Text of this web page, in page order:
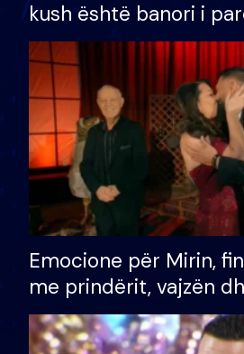
kush është banori i
shtëpinë dhe humb
të fituar çmimin e
Emocione për Mirin,
me prindërit, vajzën
bashkëshorten:
divorci apo jo?